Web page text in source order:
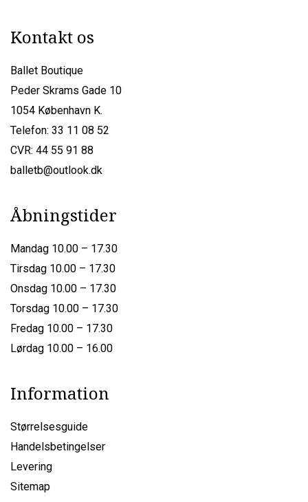
Kontakt os
Ballet Boutique
Peder Skrams Gade 10
1054 København K.
Telefon: 33 11 08 52
CVR: 44 55 91 88
balletb@outlook.dk
Åbningstider
Mandag 10.00 – 17.30
Tirsdag 10.00 – 17.30
Onsdag 10.00 – 17.30
Torsdag 10.00 – 17.30
Fredag 10.00 – 17.30
Lørdag 10.00 – 16.00
Information
Størrelsesguide
Handelsbetingelser
Levering
Sitemap